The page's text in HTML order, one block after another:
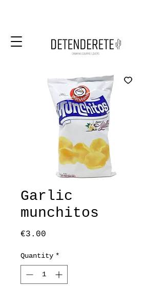
Garlic
munchitos
€3.00
Quantity *